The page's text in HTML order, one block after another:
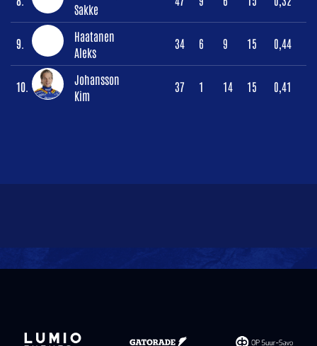
Sakke
9.
Haatanen
Aleks
34 6 9 15 0,44
10.
Johansson
Kim
37 1 14 15 0,41